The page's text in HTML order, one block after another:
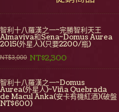
智利十八羅漢之一~完勝智利天王
Almaviva和Sena~Domus Aurea
2015(外星人)(只要2200/瓶)
NT$3,000 NT$2,300
智利十八羅漢之一~Domus
Aurea(外星人)~Viña Quebrada
de Macul Anka(安卡有機紅酒)(破盤
NT$600)